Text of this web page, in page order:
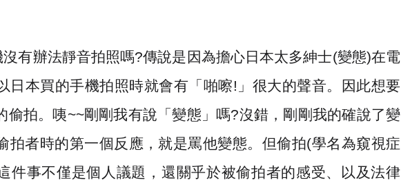
有辦法靜音拍照嗎?傳說是因為擔心日本太多紳士(變態)在電
日本買的手機拍照時就會有「啪嚓! 」很大的聲音。因此想要
偷拍。咦~~剛剛我有說「變態」嗎?沒錯，剛剛我的確說了變
拍者時的第一個反應，就是罵他變態。但偷拍(學名為窺視症
件事不僅是個人議題，還關乎於被偷拍者的感受、以及法律